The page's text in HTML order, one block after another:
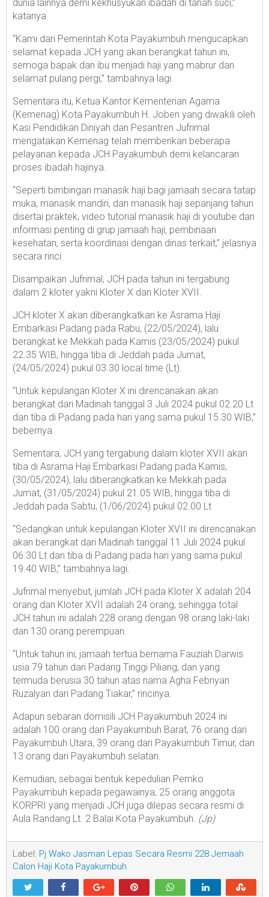
dunia lainnya demi kekhusyukan ibadah di tanah suci,”
katanya.
“Kami dari Pemerintah Kota Payakumbuh mengucapkan
selamat kepada JCH yang akan berangkat tahun ini,
semoga bapak dan ibu menjadi haji yang mabrur dan
selamat pulang pergi,” tambahnya lagi.
Sementara itu, Ketua Kantor Kementerian Agama
(Kemenag) Kota Payakumbuh H. Joben yang diwakili oleh
Kasi Pendidikan Diniyah dan Pesantren Jufrimal
mengatakan Kemenag telah memberikan beberapa
pelayanan kepada JCH Payakumbuh demi kelancaran
proses ibadah hajinya.
“Seperti bimbingan manasik haji bagi jamaah secara tatap
muka, manasik mandiri, dan manasik haji sepanjang tahun
disertai praktek, video tutorial manasik haji di youtube dan
informasi penting di grup jamaah haji, pembinaan
kesehatan, serta koordinasi dengan dinas terkait,” jelasnya
secara rinci.
Disampaikan Jufrimal, JCH pada tahun ini tergabung
dalam 2 kloter yakni Kloter X dan Kloter XVII.
JCH kloter X akan diberangkatkan ke Asrama Haji
Embarkasi Padang pada Rabu, (22/05/2024), lalu
berangkat ke Mekkah pada Kamis (23/05/2024) pukul
22.35 WIB, hingga tiba di Jeddah pada Jumat,
(24/05/2024) pukul 03.30 local time (Lt).
“Untuk kepulangan Kloter X ini direncanakan akan
berangkat dari Madinah tanggal 3 Juli 2024 pukul 02.20 Lt
dan tiba di Padang pada hari yang sama pukul 15.30 WIB,”
bebernya.
Sementara, JCH yang tergabung dalam kloter XVII akan
tiba di Asrama Haji Embarkasi Padang pada Kamis,
(30/05/2024), lalu diberangkatkan ke Mekkah pada
Jumat, (31/05/2024) pukul 21.05 WIB, hingga tiba di
Jeddah pada Sabtu, (1/06/2024) pukul 02.00 Lt
“Sedangkan untuk kepulangan Kloter XVII ini direncanakan
akan berangkat dari Madinah tanggal 11 Juli 2024 pukul
06.30 Lt dan tiba di Padang pada hari yang sama pukul
19.40 WIB,” tambahnya lagi.
Jufrimal menyebut, jumlah JCH pada Kloter X adalah 204
orang dan Kloter XVII adalah 24 orang, sehingga total
JCH tahun ini adalah 228 orang dengan 98 orang laki-laki
dan 130 orang perempuan.
“Untuk tahun ini, jamaah tertua bernama Fauziah Darwis
usia 79 tahun dari Padang Tinggi Piliang, dan yang
termuda berusia 30 tahun atas nama Agha Febriyan
Ruzalyan dari Padang Tiakar,” rincinya.
Adapun sebaran domisili JCH Payakumbuh 2024 ini
adalah 100 orang dari Payakumbuh Barat, 76 orang dari
Payakumbuh Utara, 39 orang dari Payakumbuh Timur, dan
13 orang dari Payakumbuh selatan.
Kemudian, sebagai bentuk kepedulian Pemko
Payakumbuh kepada pegawainya, 25 orang anggota
KORPRI yang menjadi JCH juga dilepas secara resmi di
Aula Randang Lt. 2 Balai Kota Payakumbuh. (Jp)
Label: Pj Wako Jasman Lepas Secara Resmi 228 Jemaah
Calon Haji Kota Payakumbuh